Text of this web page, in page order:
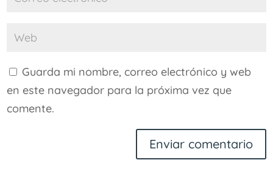
Guarda mi nombre, correo electrónico y web
en este navegador para la próxima vez que
comente.
Enviar comentario